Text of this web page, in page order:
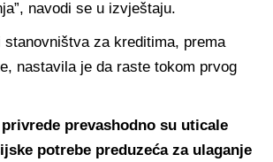
navodi se u izvještaju.
stanovništva za kreditima, prema
nastavila je da raste tokom prvog
prevashodno su uticale
potrebe preduzeća za ulaganje